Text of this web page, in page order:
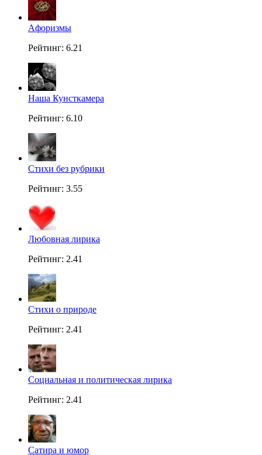
Aфоризмы
Рейтинг: 6.21
Наша Кунсткамера
Рейтинг: 6.10
Стихи без рубрики
Рейтинг: 3.55
Любовная лирика
Рейтинг: 2.41
Стихи о природе
Рейтинг: 2.41
Социальная и политическая лирика
Рейтинг: 2.41
Сатира и юмор